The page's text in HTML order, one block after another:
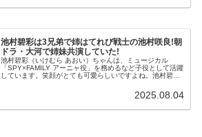
池村碧彩は3兄弟で姉はてれび戦士の池村咲良!朝
ドラ・大河で姉妹共演していた!
池村碧彩（いけむら あおい）ちゃんは、ミュージカル
「SPY×FAMILY アーニャ役」を務めるなど子役として活躍
しています。笑顔がとても可愛らしいですよね。池村碧彩
2025.08.04